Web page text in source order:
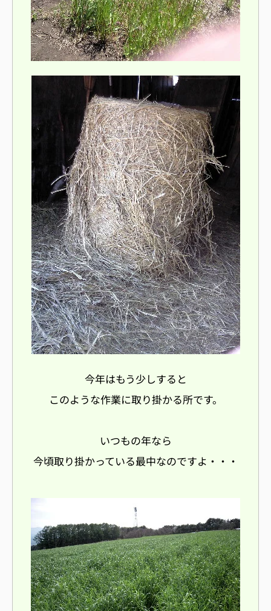
今年はもう少しすると
このような作業に取り掛かる所です。
いつもの年なら
今頃取り掛かっている最中なのですよ・・・